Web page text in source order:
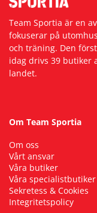
Team Sportia är en
fokuserar på
och träning. Den
idag drivs 39 butiker
landet.
Om Team Sportia
Om oss
Vårt ansvar
Våra butiker
Våra specialistbutiker
Sekretess & Cookies
Integritetspolicy